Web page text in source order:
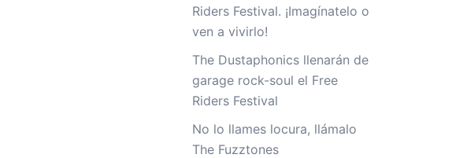
Riders Festival. ¡Imagínatelo o
ven a vivirlo!
The Dustaphonics llenarán de
garage rock-soul el Free
Riders Festival
No lo llames locura, llámalo
The Fuzztones